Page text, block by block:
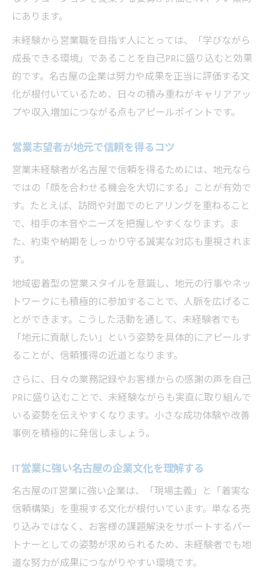
にあります。
未経験から営業職を目指す人にとっては、「学びながら
成長できる環境」であることを自己PRに盛り込むと効果
的です。名古屋の企業は努力や成果を正当に評価する文
化が根付いているため、日々の積み重ねがキャリアアッ
プや収入増加につながる点もアピールポイントです。
営業志望者が地元で信頼を得るコツ
営業未経験者が名古屋で信頼を得るためには、地元なら
ではの「顔を合わせる機会を大切にする」ことが有効で
す。たとえば、訪問や対面でのヒアリングを重ねること
で、相手の本音やニーズを把握しやすくなります。ま
た、約束や納期をしっかり守る誠実な対応も重視されま
す。
地域密着型の営業スタイルを意識し、地元の行事やネッ
トワークにも積極的に参加することで、人脈を広げるこ
とができます。こうした活動を通して、未経験者でも
「地元に貢献したい」という姿勢を具体的にアピールす
ることが、信頼獲得の近道となります。
さらに、日々の業務記録やお客様からの感謝の声を自己
PRに盛り込むことで、未経験ながらも実直に取り組んで
いる姿勢を伝えやすくなります。小さな成功体験や改善
事例を積極的に発信しましょう。
IT営業に強い名古屋の企業文化を理解する
名古屋のIT営業に強い企業は、「現場主義」と「着実な
信頼構築」を重視する文化が根付いています。単なる売
り込みではなく、お客様の課題解決をサポートするパー
トナーとしての姿勢が求められるため、未経験者でも地
道な努力が成果につながりやすい環境です。